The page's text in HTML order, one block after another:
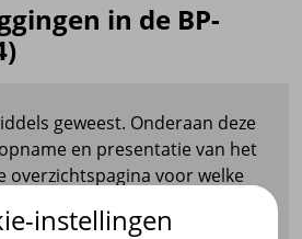
in de BP-
geweest. Onderaan deze
en presentatie van het
overzichtspagina voor welke
instellingen